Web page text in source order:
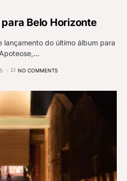
para Belo Horizonte
lançamento do último álbum para
NO COMMENTS